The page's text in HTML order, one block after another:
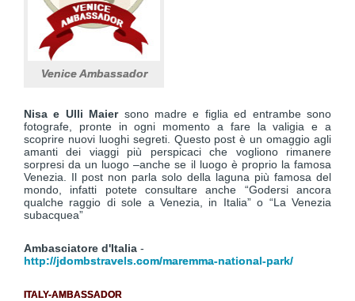
Venice Ambassador
Nisa e Ulli Maiersono madre e figlia ed entrambe sono
fotografe, pronte in ogni momento a fare la valigia e a
scoprire nuovi luoghi segreti. Questo post è un omaggio agli
amanti dei viaggi più perspicaci che vogliono rimanere
sorpresi da un luogo –anche se il luogo è proprio la famosa
Venezia. Il post non parla solo della laguna più famosa del
mondo, infatti potete consultare anche “Godersi ancora
qualche raggio di sole a Venezia, in Italia” o “La Venezia
subacquea”
Ambasciatore d'Italia -
http://jdombstravels.com/maremma-national-park/
ITALY-AMBASSADOR